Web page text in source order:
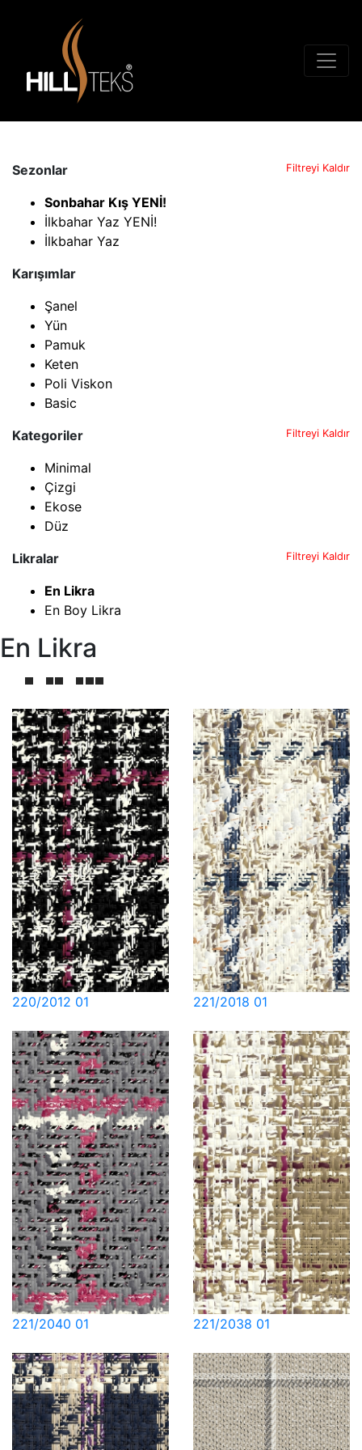
Sezonlar Filtreyi Kaldır
Sonbahar Kış YENİ!
İlkbahar Yaz YENİ!
İlkbahar Yaz
Karışımlar
Şanel
Yün
Pamuk
Keten
Poli Viskon
Basic
Kategoriler
Filtreyi Kaldır
Minimal
Çizgi
Ekose
Düz
Likralar
Filtreyi Kaldır
En Likra
En Boy Likra
En Likra
220/2012 01 221/2018 01
221/2040 01 221/2038 01